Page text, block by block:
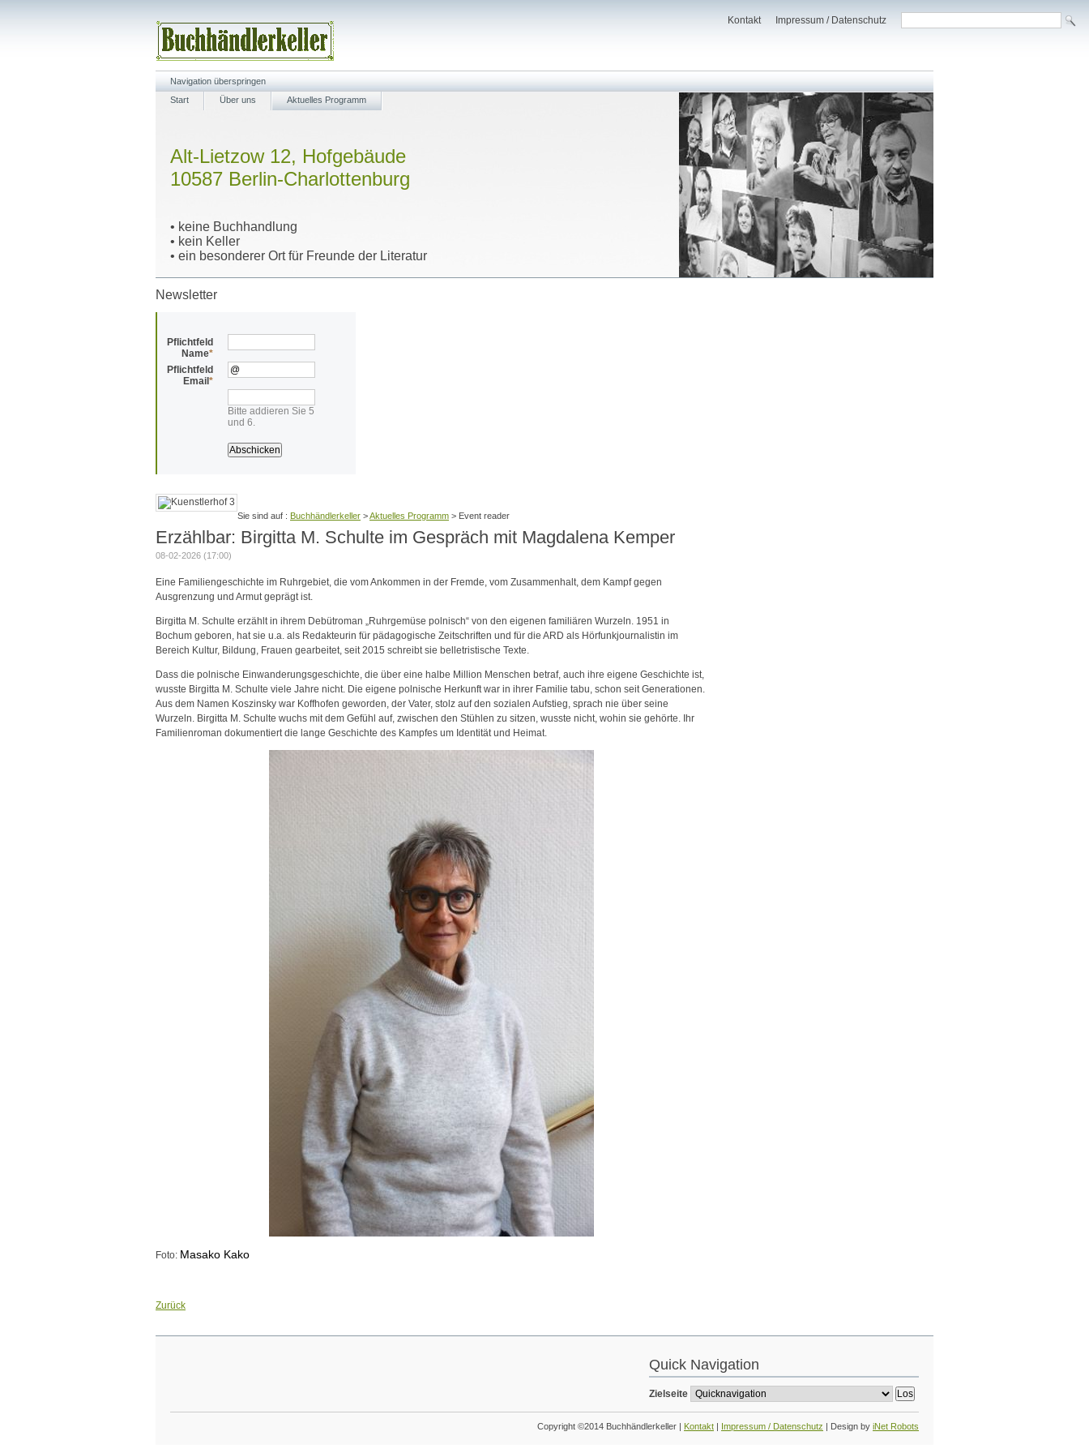
Kontakt Impressum / Datenschutz
Navigation überspringen
Start
Über uns Aktuelles Programm
Alt-Lietzow 12, Hofgebäude
10587 Berlin-Charlottenburg
• keine Buchhandlung
• kein Keller
• ein besonderer Ort für Freunde der Literatur
Newsletter
Pflichtfeld
Name*
Pflichtfeld
Email *
Bitte addieren Sie 5
und 6.
Buchhändlerkeller >Aktuelles Programm > Event reader
Erzählbar: Birgitta M. Schulte im Gespräch mit Magdalena Kemper
08-02-2026 (17:00)
Eine Familiengeschichte im Ruhrgebiet, die vom Ankommen in der Fremde, vom Zusammenhalt, dem Kampf gegen
Ausgrenzung und Armut geprägt ist.
Birgitta M. Schulte erzählt in ihrem Debütroman „Ruhrgemüse polnisch“ von den eigenen familiären Wurzeln. 1951 in
Bochum geboren, hat sie u.a. als Redakteurin für pädagogische Zeitschriften und für die ARD als Hörfunkjournalistin im
Bereich Kultur, Bildung, Frauen gearbeitet, seit 2015 schreibt sie belletristische Texte.
Dass die polnische Einwanderungsgeschichte, die über eine halbe Million Menschen betraf, auch ihre eigene Geschichte ist,
wusste Birgitta M. Schulte viele Jahre nicht. Die eigene polnische Herkunft war in ihrer Familie tabu, schon seit Generationen.
Aus dem Namen Koszinsky war Koffhofen geworden, der Vater, stolz auf den sozialen Aufstieg, sprach nie über seine
Wurzeln. Birgitta M. Schulte wuchs mit dem Gefühl auf, zwischen den Stühlen zu sitzen, wusste nicht, wohin sie gehörte. Ihr
Familienroman dokumentiert die lange Geschichte des Kampfes um Identität und Heimat.
Foto: Masako Kako
Zurück
Quick Navigation
Zielseite
Copyright ©2014 Buchhändlerkeller | Kontakt | Impressum / Datenschutz | Design by iNet Robots